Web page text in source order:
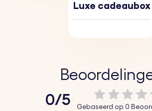
Luxe cadeaubox
0/5 Gebaseerd op 0